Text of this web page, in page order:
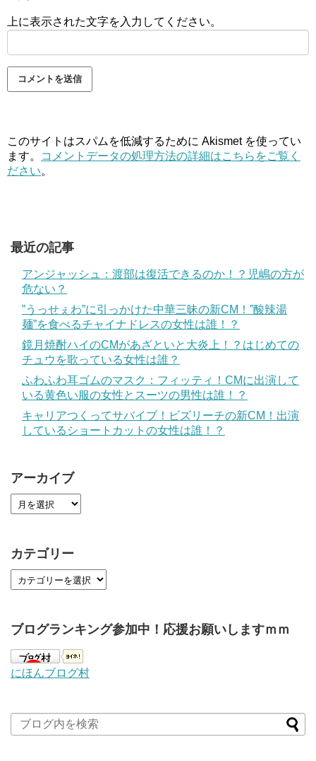
上に表示された文字を入力してください。
このサイトはスパムを低減するために Akismet を使ってい
ます。
コメントデータの処理方法の詳細はこちらをご覧く
ださい。
最近の記事
アンジャッシュ：渡部は復活できるのか！？児嶋の方が
危ない？
”うっせぇわ”に引っかけた中華三昧の新CM！”酸辣湯
麺”を食べるチャイナドレスの女性は誰！？
鏡月焼酎ハイのCMがあざといと大炎上！？はじめての
チュウを歌っている女性は誰？
ふわふわ耳ゴムのマスク：フィッティ！CMに出演して
いる黄色い服の女性とスーツの男性は誰！？
キャリアつくってサバイブ！ビズリーチの新CM！出演
しているショートカットの女性は誰！？
アーカイブ
カテゴリー
ブログランキング参加中！応援お願いしますｍｍ
にほんブログ村